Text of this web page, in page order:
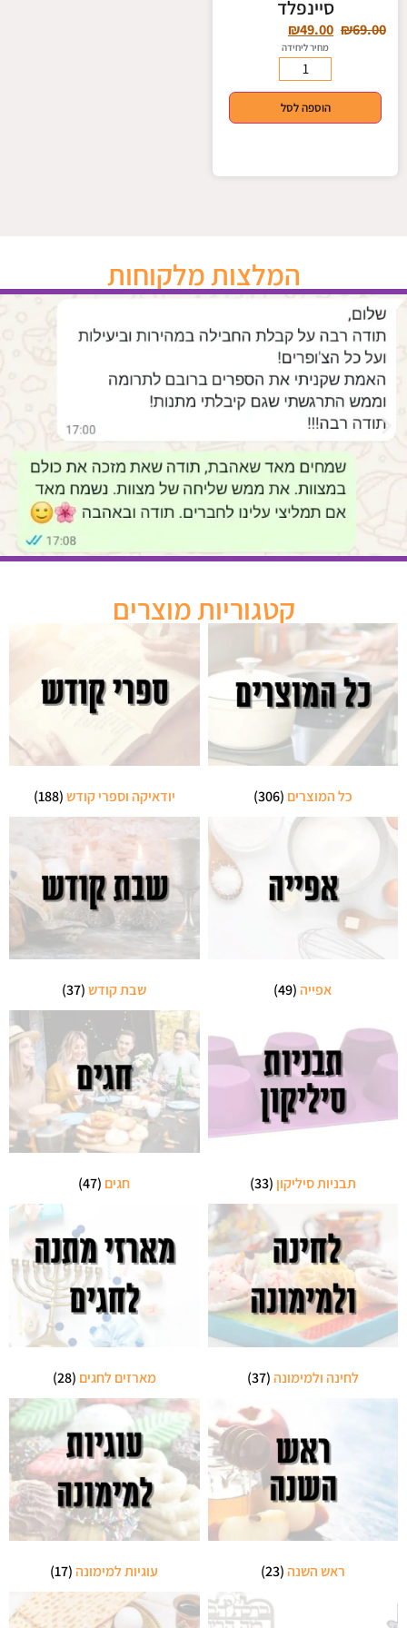
סיינפלד
₪69.00
₪49.00
מחיר ליחידה
הוספה לסל
המלצות מלקוחות
קטגוריות מוצרים
כל המוצרים (306) יודאיקה וספרי קודש(188)
אפייה(49) שבת קודש(37)
תבניות סיליקון (33) חגים (47)
לחינה ולמימונה(37) מארזים לחגים (28)
ראש השנה(23) עוגיות למימונה(17)